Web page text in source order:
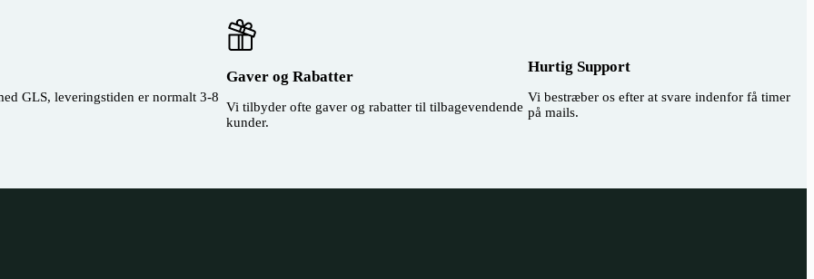
GLS, leveringstiden er normalt 3-8
Gaver og Rabatter
Vi tilbyder ofte gaver og rabatter til tilbagevendende
kunder.
Hurtig Support
Vi bestræber os efter at svare indenfor få timer
på mails.